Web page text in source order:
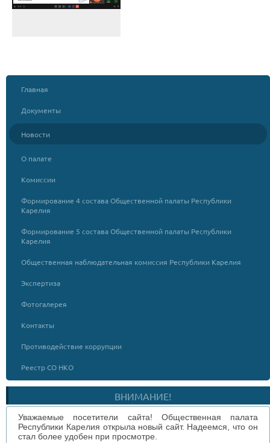
Главная
Документы
Новости
О палате
Комиссии
Формирование 4 состава Общественной палаты Республики
Карелия
Формирование 5 состава Общественной палаты Республики
Карелия
Общественная наблюдательная комиссия Республики Карелия
Экспертиза
Фотогалерея
Контакты
Противодействие коррупции
Реестр СО НКО
ВНИМАНИЕ!
Уважаемые посетители сайта! Общественная палата
Республики Карелия открыла новый сайт. Надеемся, что он
стал более удобен при просмотре.